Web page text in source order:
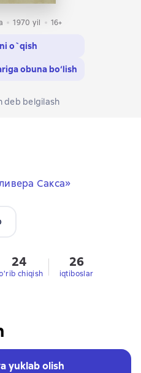
1970 yil 16+
o`qish
obuna bo‘lish
deb belgilash
Сакса»
24
chiqish
26
iqtiboslar
yuklab olish